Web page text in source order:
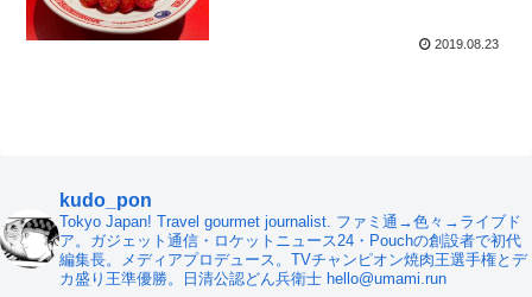
2019.08.23
kudo_pon
Tokyo Japan! Travel gourmet journalist. ファミ通→色々→ライブド
ア。ガジェット通信・ロケットニュース24・Pouchの創設者で初代
編集長。メディアプロデュース。TVチャンピオン焼肉王選手権とデ
カ盛り王準優勝。日清公認どん兵衛士 hello@umami.run